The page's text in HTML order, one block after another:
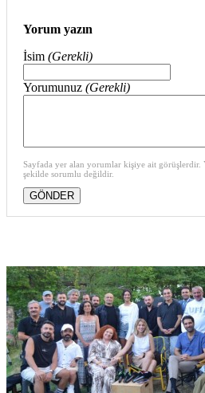
Yorum yazın
İsim (Gerekli)
Yorumunuz (Gerekli)
Sayfada yer alan yorumlar kişiye ait görüşlerdir.
şekilde sorumlu değildir.